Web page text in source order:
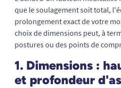
que le soulagement soit total,
prolongement exact de votre
choix de dimensions peut, à
postures ou des points de
1. Dimensions :
et profondeur